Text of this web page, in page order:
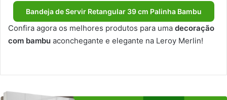
Bandeja de Servir Retangular 39 cm Palinha Bambu
Confira agora os melhores produtos para uma decoração
com bambu aconchegante e elegante na Leroy Merlin!